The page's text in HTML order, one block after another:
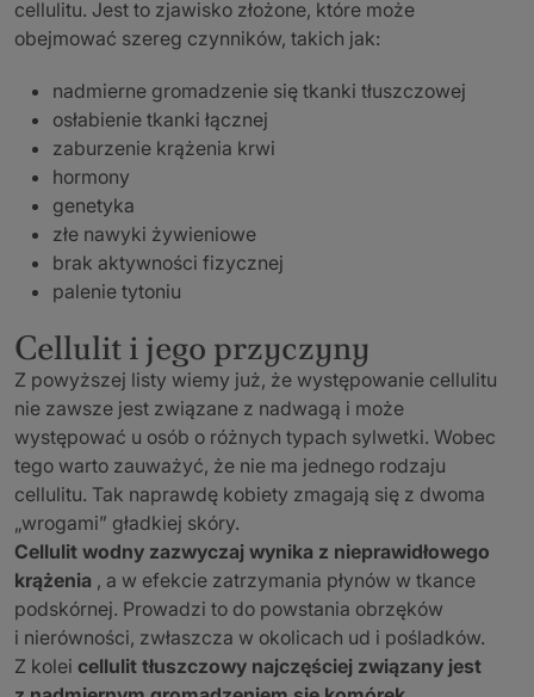
cellulitu. Jest to zjawisko złożone, które może
obejmować szereg czynników, takich jak:
nadmierne gromadzenie się tkanki tłuszczowej
osłabienie tkanki łącznej
zaburzenie krążenia krwi
hormony
genetyka
złe nawyki żywieniowe
brak aktywności fizycznej
palenie tytoniu
Cellulit i jego przyczyny
Z powyższej listy wiemy już, że występowanie cellulitu
nie zawsze jest związane z nadwagą i może
występować u osób o różnych typach sylwetki. Wobec
tego warto zauważyć, że nie ma jednego rodzaju
cellulitu. Tak naprawdę kobiety zmagają się z dwoma
„wrogami” gładkiej skóry.
Cellulit wodny zazwyczaj wynika z nieprawidłowego
krążenia , a w efekcie zatrzymania płynów w tkance
podskórnej. Prowadzi to do powstania obrzęków
i nierówności, zwłaszcza w okolicach ud i pośladków.
Z kolei cellulit tłuszczowy najczęściej związany jest